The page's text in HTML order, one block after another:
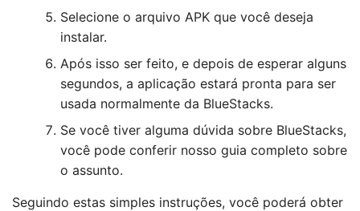
Selecione o arquivo APK que você deseja
instalar.
Após isso ser feito, e depois de esperar alguns
segundos, a aplicação estará pronta para ser
usada normalmente da BlueStacks.
Se você tiver alguma dúvida sobre BlueStacks,
você pode conferir nosso guia completo sobre
o assunto.
Seguindo estas simples instruções, você poderá obter